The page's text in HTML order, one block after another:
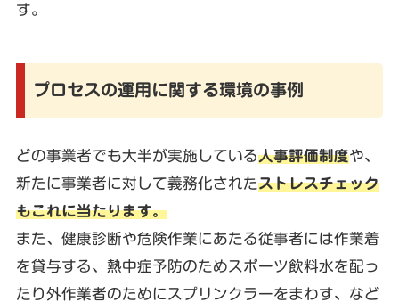
す。
プロセスの運用に関する環境の事例
どの事業者でも大半が実施している人事評価制度や、
新たに事業者に対して義務化されたストレスチェック
もこれに当たります。
また、健康診断や危険作業にあたる従事者には作業着
を貸与する、熱中症予防のためスポーツ飲料水を配っ
たり外作業者のためにスプリンクラーをまわす、など